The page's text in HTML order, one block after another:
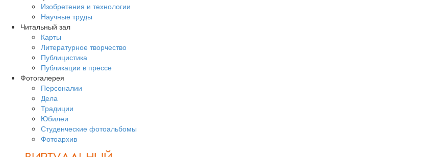
Изобретения и технологии
Научные труды
Читальный зал
Карты
Литературное творчество
Публицистика
Публикации в прессе
Фотогалерея
Персоналии
Дела
Традиции
Юбилеи
Студенческие фотоальбомы
Фотоархив